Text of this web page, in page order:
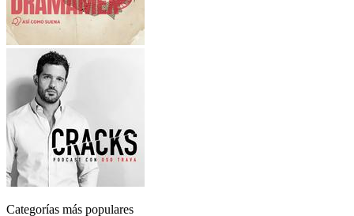
Categorías más populares